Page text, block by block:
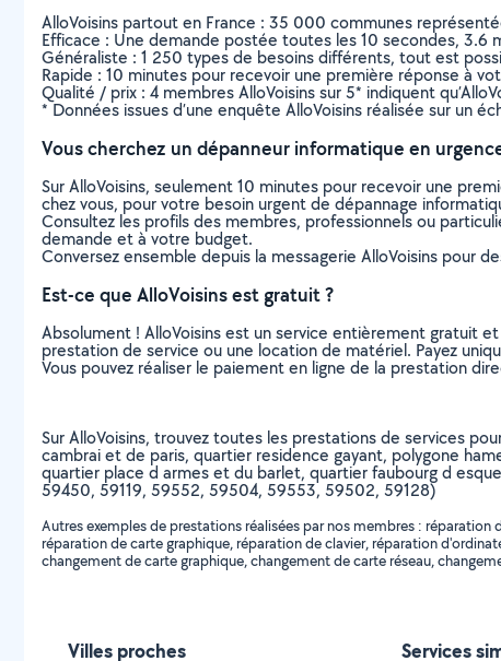
AlloVoisins partout en France : 35 000 communes
Efficace : Une demande postée toutes les 10 secondes, 3.6
Généraliste : 1 250 types de besoins différents, tout est
Rapide : 10 minutes pour recevoir une première réponse à
Qualité / prix : 4 membres AlloVoisins sur 5* indiquent
* Données issues d’une enquête AlloVoisins réalisée sur un
Vous cherchez un dépanneur informatique en
Sur AlloVoisins, seulement 10 minutes pour recevoir une
chez vous, pour votre besoin urgent de dépannage
Consultez les profils des membres, professionnels ou
demande et à votre budget.
Conversez ensemble depuis la messagerie AlloVoisins pour
Est-ce que AlloVoisins est gratuit ?
Absolument ! AlloVoisins est un service entièrement gratuit
prestation de service ou une location de matériel. Payez
Vous pouvez réaliser le paiement en ligne de la prestation
Sur AlloVoisins, trouvez toutes les prestations de services
cambrai et de paris, quartier residence gayant, polygone
quartier place d armes et du barlet, quartier faubourg d
59450, 59119, 59552, 59504, 59553, 59502, 59128)
Autres exemples de prestations réalisées par nos membres :
réparation de carte graphique, réparation de clavier, réparation
changement de carte graphique, changement de carte réseau,
Villes proches Services